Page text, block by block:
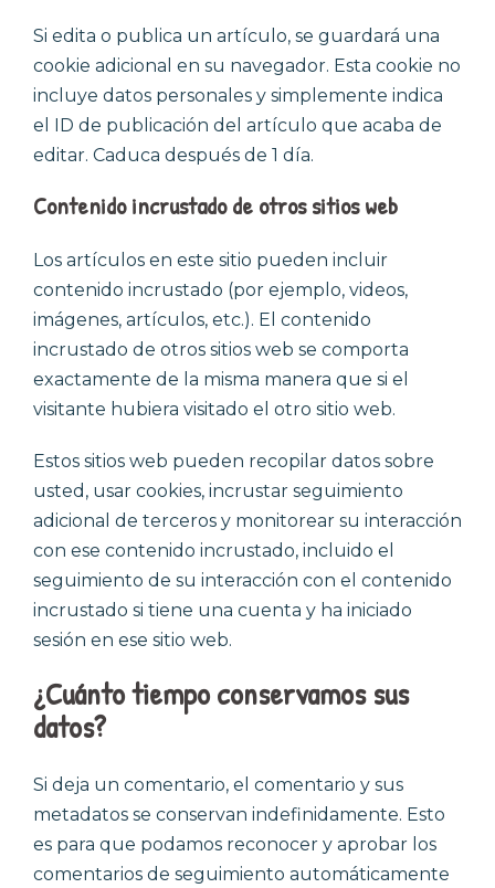
Si edita o publica un artículo, se guardará una
cookie adicional en su navegador. Esta cookie no
incluye datos personales y simplemente indica
el ID de publicación del artículo que acaba de
editar. Caduca después de 1 día.
Contenido incrustado de otros sitios web
Los artículos en este sitio pueden incluir
contenido incrustado (por ejemplo, videos,
imágenes, artículos, etc.). El contenido
incrustado de otros sitios web se comporta
exactamente de la misma manera que si el
visitante hubiera visitado el otro sitio web.
Estos sitios web pueden recopilar datos sobre
usted, usar cookies, incrustar seguimiento
adicional de terceros y monitorear su interacción
con ese contenido incrustado, incluido el
seguimiento de su interacción con el contenido
incrustado si tiene una cuenta y ha iniciado
sesión en ese sitio web.
¿Cuánto tiempo conservamos sus
datos?
Si deja un comentario, el comentario y sus
metadatos se conservan indefinidamente. Esto
es para que podamos reconocer y aprobar los
comentarios de seguimiento automáticamente